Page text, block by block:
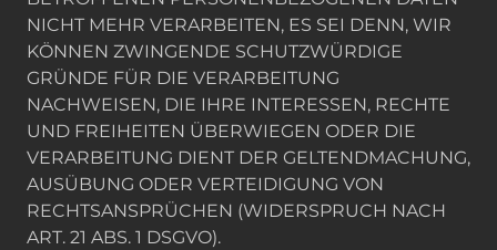
NICHT MEHR VERARBEITEN, ES SEI DENN, WIR
KÖNNEN ZWINGENDE SCHUTZWÜRDIGE
GRÜNDE FÜR DIE VERARBEITUNG
NACHWEISEN, DIE IHRE INTERESSEN, RECHTE
UND FREIHEITEN ÜBERWIEGEN ODER DIE
VERARBEITUNG DIENT DER GELTENDMACHUNG,
AUSÜBUNG ODER VERTEIDIGUNG VON
RECHTSANSPRÜCHEN (WIDERSPRUCH NACH
ART. 21 ABS. 1 DSGVO).